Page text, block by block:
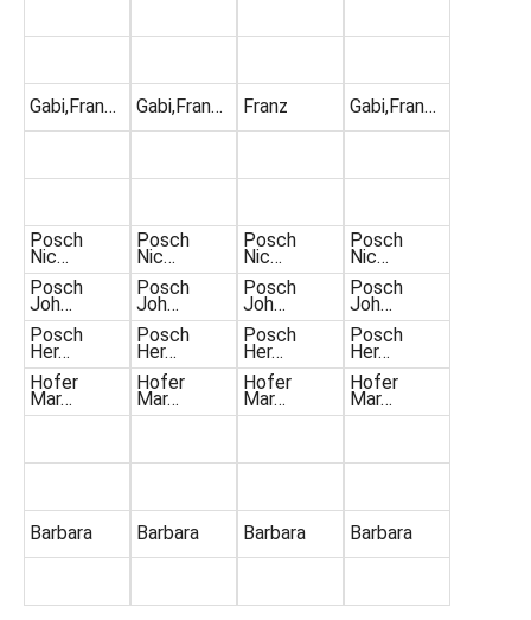
Gabi,Fran…
Posch
Nic…
Posch
Joh…
Posch
Her…
Hofer
Mar…
Barbara
Gabi,Fran…
Posch
Nic…
Posch
Joh…
Posch
Her…
Hofer
Mar…
Barbara
Franz
Posch
Nic…
Posch
Joh…
Posch
Her…
Hofer
Mar…
Barbara
Gabi,Fran…
Posch
Nic…
Posch
Joh…
Posch
Her…
Hofer
Mar…
Barbara